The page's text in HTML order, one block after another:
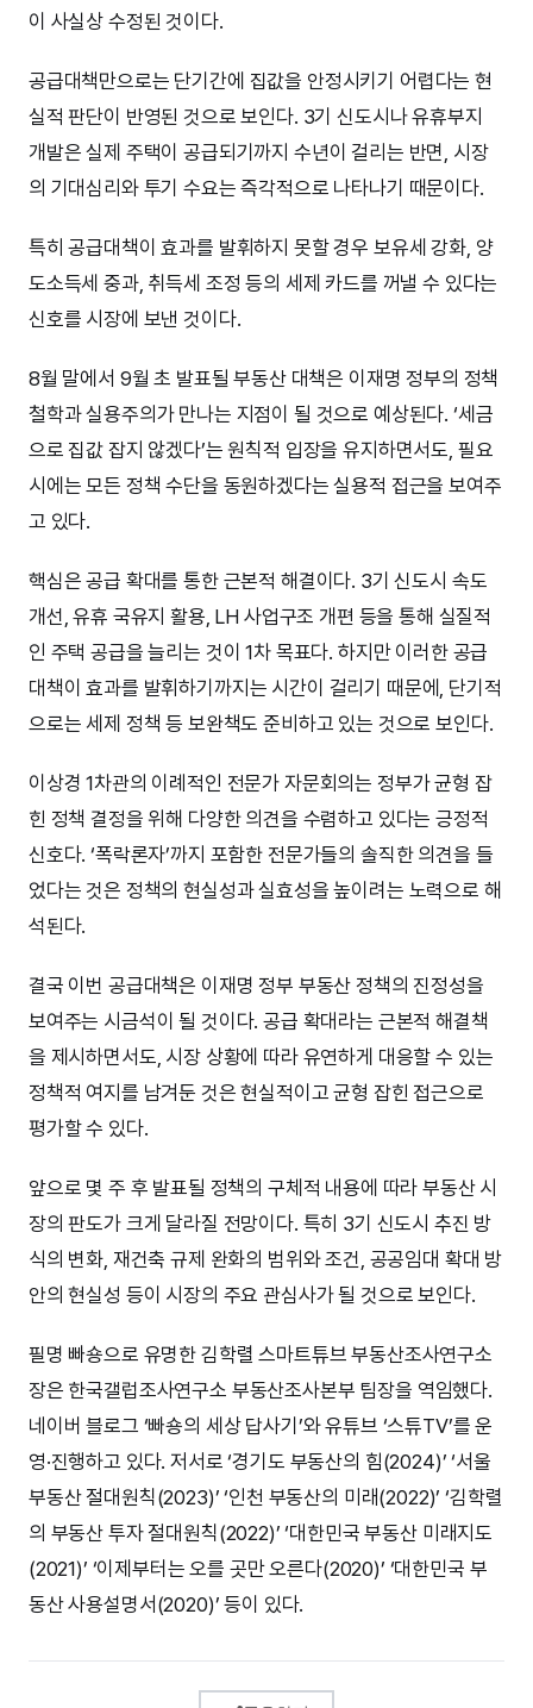
이 사실상 수정된 것이다.
공급대책만으로는 단기간에 집값을 안정시키기 어렵다는 현
실적 판단이 반영된 것으로 보인다. 3기 신도시나 유휴부지
개발은 실제 주택이 공급되기까지 수년이 걸리는 반면, 시장
의 기대심리와 투기 수요는 즉각적으로 나타나기 때문이다.
특히 공급대책이 효과를 발휘하지 못할 경우 보유세 강화, 양
도소득세 중과, 취득세 조정 등의 세제 카드를 꺼낼 수 있다는
신호를 시장에 보낸 것이다.
8월 말에서 9월 초 발표될 부동산 대책은 이재명 정부의 정책
철학과 실용주의가 만나는 지점이 될 것으로 예상된다. ‘세금
으로 집값 잡지 않겠다’는 원칙적 입장을 유지하면서도, 필요
시에는 모든 정책 수단을 동원하겠다는 실용적 접근을 보여주
고 있다.
핵심은 공급 확대를 통한 근본적 해결이다. 3기 신도시 속도
개선, 유휴 국유지 활용, LH 사업구조 개편 등을 통해 실질적
인 주택 공급을 늘리는 것이 1차 목표다. 하지만 이러한 공급
대책이 효과를 발휘하기까지는 시간이 걸리기 때문에, 단기적
으로는 세제 정책 등 보완책도 준비하고 있는 것으로 보인다.
이상경 1차관의 이례적인 전문가 자문회의는 정부가 균형 잡
힌 정책 결정을 위해 다양한 의견을 수렴하고 있다는 긍정적
신호다. ‘폭락론자’까지 포함한 전문가들의 솔직한 의견을 들
었다는 것은 정책의 현실성과 실효성을 높이려는 노력으로 해
석된다.
결국 이번 공급대책은 이재명 정부 부동산 정책의 진정성을
보여주는 시금석이 될 것이다. 공급 확대라는 근본적 해결책
을 제시하면서도, 시장 상황에 따라 유연하게 대응할 수 있는
정책적 여지를 남겨둔 것은 현실적이고 균형 잡힌 접근으로
평가할 수 있다.
앞으로 몇 주 후 발표될 정책의 구체적 내용에 따라 부동산 시
장의 판도가 크게 달라질 전망이다. 특히 3기 신도시 추진 방
식의 변화, 재건축 규제 완화의 범위와 조건, 공공임대 확대 방
안의 현실성 등이 시장의 주요 관심사가 될 것으로 보인다.
필명 빠숑으로 유명한 김학렬 스마트튜브 부동산조사연구소
장은 한국갤럽조사연구소 부동산조사본부 팀장을 역임했다.
네이버 블로그 ‘빠숑의 세상 답사기’와 유튜브 ‘스튜TV’를 운
영·진행하고 있다. 저서로 ‘경기도 부동산의 힘(2024)’ ‘서울
부동산 절대원칙(2023)’ ‘인천 부동산의 미래(2022)’ ‘김학렬
의 부동산 투자 절대원칙(2022)’ ‘대한민국 부동산 미래지도
(2021)’ ‘이제부터는 오를 곳만 오른다(2020)’ ‘대한민국 부
동산 사용설명서(2020)’ 등이 있다.